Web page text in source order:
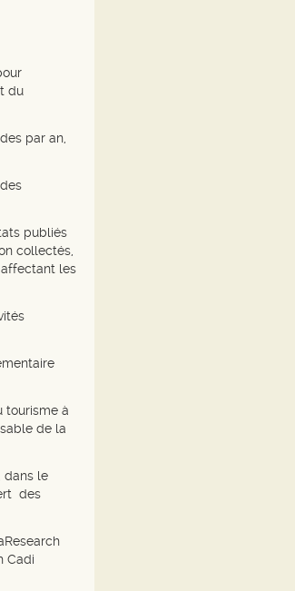
du
par an,
publiés
collectés,
affectant les
tourisme à
de la
dans le
des
Cadi